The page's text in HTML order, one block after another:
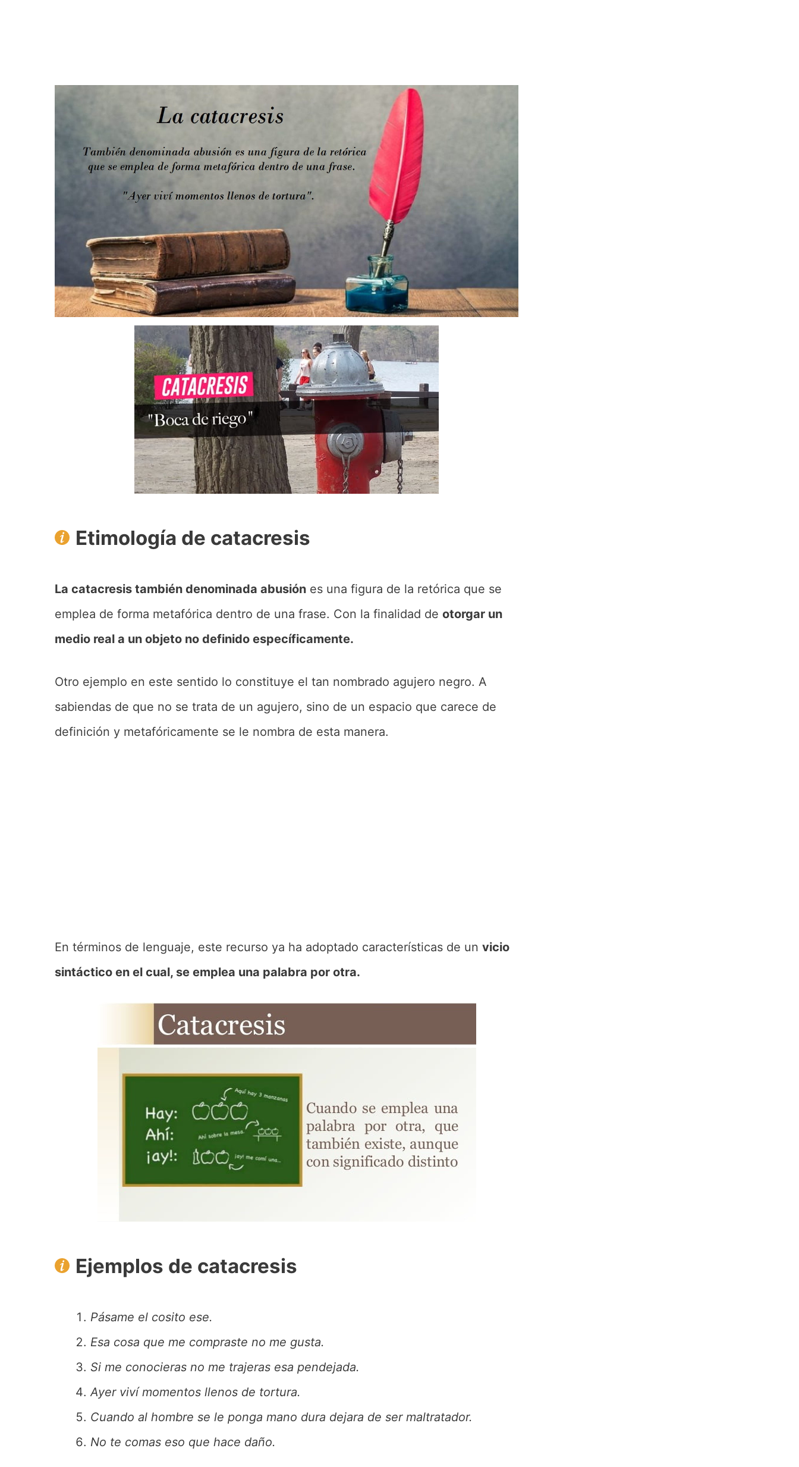
Etimología de catacresis
La catacresis también denominada abusión es una figura de la retórica que se
emplea de forma metafórica dentro de una frase. Con la finalidad de otorgar un
medio real a un objeto no definido específicamente.
Otro ejemplo en este sentido lo constituye el tan nombrado agujero negro. A
sabiendas de que no se trata de un agujero, sino de un espacio que carece de
definición y metafóricamente se le nombra de esta manera.
En términos de lenguaje, este recurso ya ha adoptado características de un vicio
sintáctico en el cual, se emplea una palabra por otra.
Ejemplos de catacresis
Pásame el cosito ese.
Esa cosa que me compraste no me gusta.
Si me conocieras no me trajeras esa pendejada.
Ayer viví momentos llenos de tortura.
Cuando al hombre se le ponga mano dura dejara de ser maltratador.
No te comas eso que hace daño.